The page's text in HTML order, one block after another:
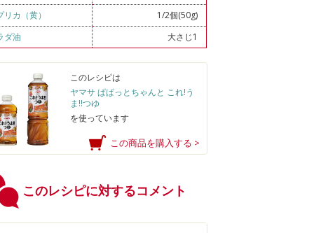
リカ（黄）
1/2個(50g)
ダ油
大さじ1
このレシピは
ヤマサ ぱぱっとちゃんと これ!う
ま!!つゆ
を使っています
この商品を購入する >
このレシピに対するコメント